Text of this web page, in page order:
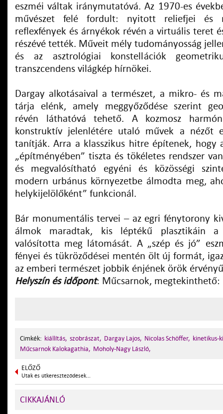
eszméi váltak iránymutatóvá. Az 1970-es
művészet felé fordult: nyitott reliefjei és
reflexfények és árnyékok révén a virtuális teret
részévé tették. Műveit mély tudományosság
és az asztrológiai konstellációk
transzcendens világkép hírnökei.
Dargay alkotásaival a természet, a mikro- és
tárja elénk, amely meggyőződése szerint
révén láthatóvá tehető. A kozmosz
konstruktív jelenlétére utaló művek a nézőt
tanítják. Arra a klasszikus hitre építenek, hogy
„építményében” tiszta és tökéletes rendszer
és megvalósítható egyéni és közösségi
modern urbánus környezetbe álmodta meg,
helykijelölőként” funkcionál.
Bár monumentális tervei – az egri fénytorony
álmok maradtak, kis léptékű plasztikáin a
valósította meg látomását. A „szép és jó”
fényei és tükröződései mentén ölt új formát,
az emberi természet jobbik énjének örök
Helyszín és időpont: Műcsarnok,
Cimkék: kiállítás, szobrászat, Dargay Lajos, Nicolas Schöffer, kinetikus-
Műcsarnok Kalokagathia, Moholy-Nagy László,
ELŐZŐ
Utak és útkereszteződések...
CIKKAJÁNLÓ